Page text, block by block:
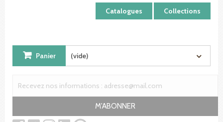
Catalogues Collections
Panier (vide)
M'ABONNER